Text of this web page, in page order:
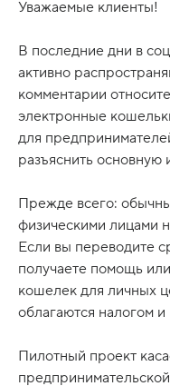
Уважаемые клиенты!
В последние дни в
активно
комментарии
электронные
для
разъяснить
Прежде всего:
физическими лицами
Если вы переводите
получаете помощь
кошелек для личных
облагаются налогом
Пилотный проект